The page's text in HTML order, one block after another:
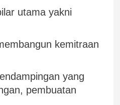
utama yakni
kemitraan
yang
pembuatan